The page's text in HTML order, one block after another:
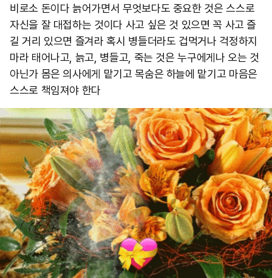
비로소 돈이다 늙어가면서 무엇보다도 중요한 것은 스스로
자신을 잘 대접하는 것이다 사고 싶은 것 있으면 꼭 사고 즐
길 거리 있으면 즐겨라 혹시 병들더라도 겁먹거나 걱정하지
마라 태어나고, 늙고, 병들고, 죽는 것은 누구에게나 오는 것
아닌가 몸은 의사에게 맡기고 목숨은 하늘에 맡기고 마음은
스스로 책임져야 한다